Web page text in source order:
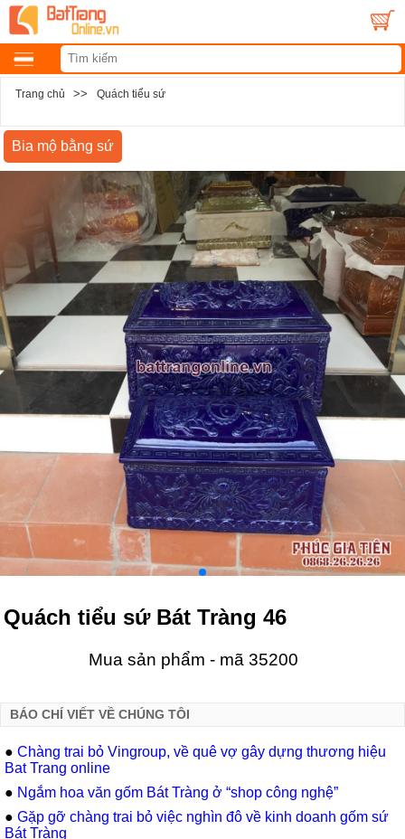
Trang chủ >> Quách tiểu sứ
Bia mộ bằng sứ
Quách tiểu sứ Bát Tràng 46
Mua sản phẩm - mã 35200
BÁO CHÍ VIẾT VỀ CHÚNG TÔI
● Chàng trai bỏ Vingroup, về quê vợ gây dựng thương hiệu
Bat Trang online
● Ngắm hoa văn gốm Bát Tràng ở “shop công nghệ”
● Gặp gỡ chàng trai bỏ việc nghìn đô về kinh doanh gốm sứ
Bát Tràng